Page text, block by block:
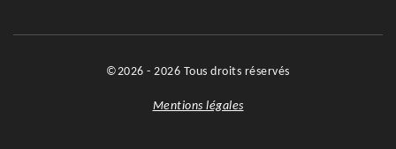
©2026 - 2026 Tous droits réservés
Mentions légales